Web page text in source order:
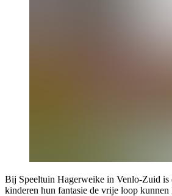
Bij Speeltuin Hagerweike in Venlo-Zuid is
kinderen hun fantasie de vrije loop